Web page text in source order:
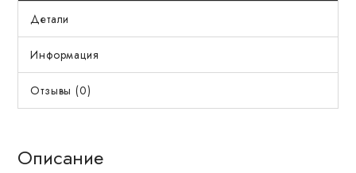
Детали
Информация
Отзывы (0)
Описание